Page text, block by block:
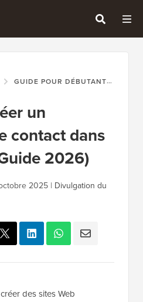
GUIDE POUR DÉBUTANTS
un
contact dans
2026)
2025 | Divulgation du
des sites Web